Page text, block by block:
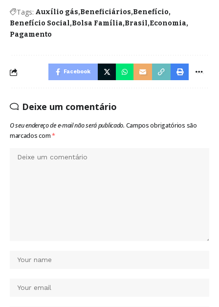
Tags: Auxílio gás Beneficiários Benefício
Benefício Social Bolsa Família Brasil Economia
Pagamento
Facebook
Deixe um comentário
O seu endereço de e-mail não será publicado. Campos obrigatórios são
marcados com*